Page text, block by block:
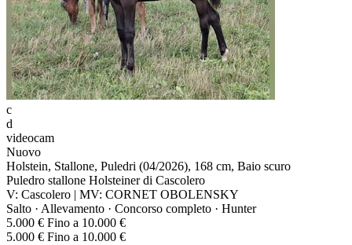
c
d
videocam
Nuovo
Holstein, Stallone, Puledri (04/2026), 168 cm, Baio scuro
Puledro stallone Holsteiner di Cascolero
V: Cascolero | MV: CORNET OBOLENSKY
Salto · Allevamento · Concorso completo · Hunter
5.000 € Fino a 10.000 €
5.000 € Fino a 10.000 €